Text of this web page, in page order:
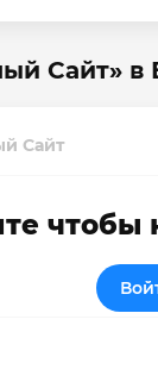
Сайт» в
Сайт
чтобы